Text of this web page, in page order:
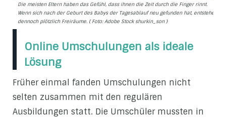
Die meisten Eltern haben das Gefühl, dass ihnen die Zeit durch die Finger rinnt.
Wenn sich nach der Geburt des Babys der Tagesablauf neu gefunden hat, entstehen
dennoch plötzlich Freiräume. ( Foto: Adobe Stock shurkin_son )
Online Umschulungen als ideale
Lösung
Früher einmal fanden Umschulungen nicht
selten zusammen mit den regulären
Ausbildungen statt. Die Umschüler mussten in